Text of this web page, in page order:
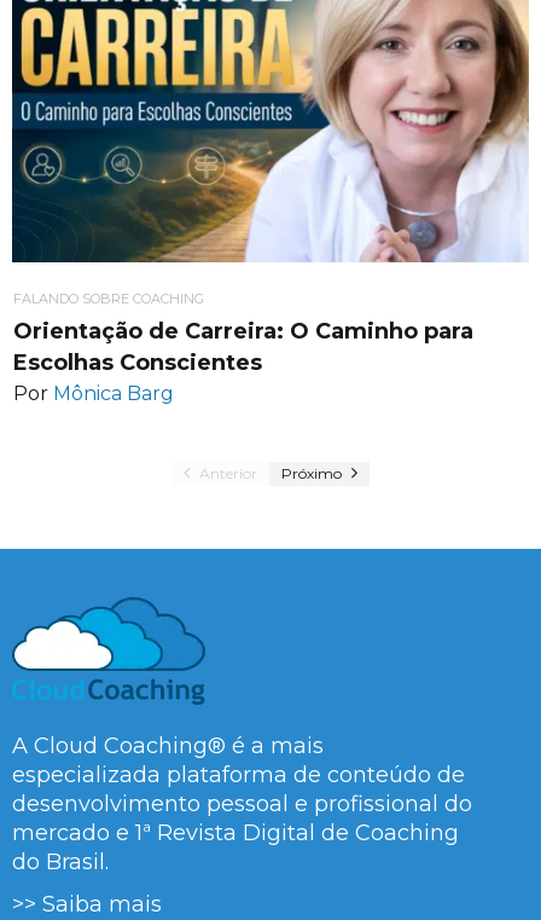
FALANDO SOBRE COACHING
Orientação de Carreira: O Caminho para
Escolhas Conscientes
Por Mônica Barg
Anterior Próximo
A Cloud Coaching® é a mais
especializada plataforma de conteúdo de
desenvolvimento pessoal e profissional do
mercado e 1ª Revista Digital de Coaching
do Brasil.
>> Saiba mais